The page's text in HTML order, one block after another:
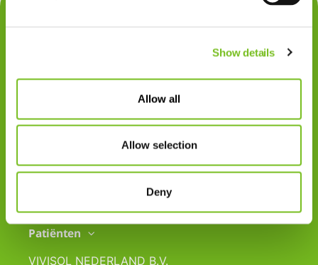
Show details
Allow all
Allow selection
Deny
Disclaimer
Zorgprofessionals
Patiënten
VIVISOL NEDERLAND B.V.